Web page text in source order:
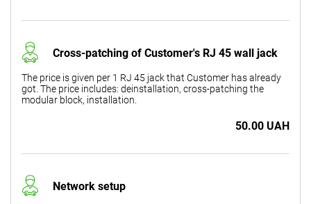
Cross-patching of Customer's RJ 45 wall jack
The price is given per 1 RJ 45 jack that Customer has already
got. The price includes: deinstallation, cross-patching the
modular block, installation.
50.00 UAH
Network setup